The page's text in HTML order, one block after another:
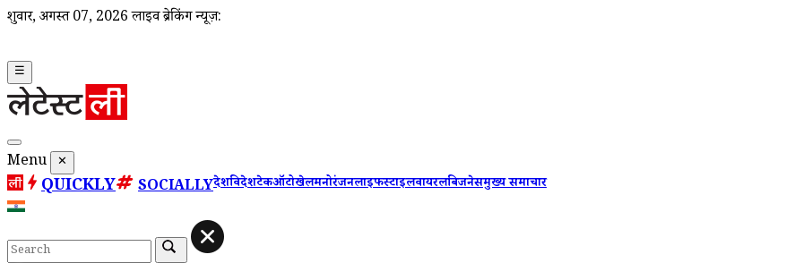
शुक्रवार, अगस्त 07, 2026 लाइव ब्रेकिंग न्यूज़:
पटना
☰
Menu ✕
QUICKLY SOCIALLYदेशविदेशटेकऑटोखेलमनोरंजनलाइफस्टाइलवायरलबिजनेसमुख्य समाचार